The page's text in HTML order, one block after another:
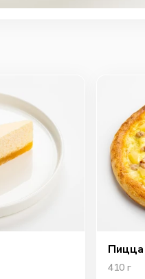
Пицца
410 г